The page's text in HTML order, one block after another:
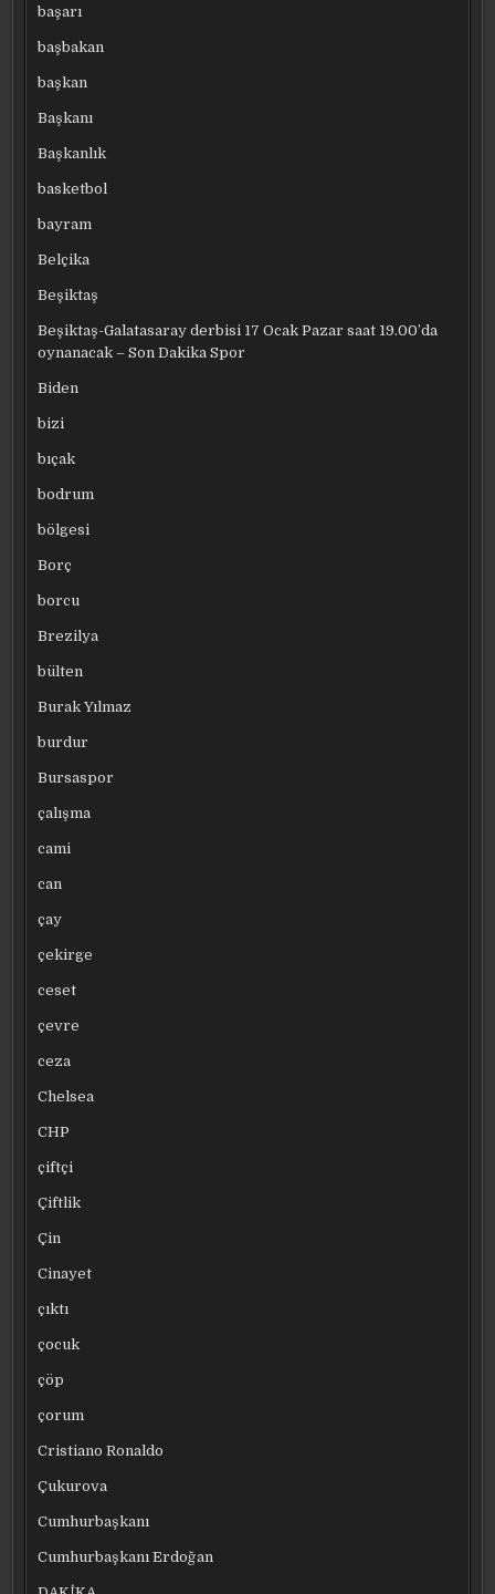
başarı
başbakan
başkan
Başkanı
Başkanlık
basketbol
bayram
Belçika
Beşiktaş
Beşiktaş-Galatasaray derbisi 17 Ocak Pazar saat 19.00’da
oynanacak – Son Dakika Spor
Biden
bizi
bıçak
bodrum
bölgesi
Borç
borcu
Brezilya
bülten
Burak Yılmaz
burdur
Bursaspor
çalışma
cami
can
çay
çekirge
ceset
çevre
ceza
Chelsea
CHP
çiftçi
Çiftlik
Çin
Cinayet
çıktı
çocuk
çöp
çorum
Cristiano Ronaldo
Çukurova
Cumhurbaşkanı
Cumhurbaşkanı Erdoğan